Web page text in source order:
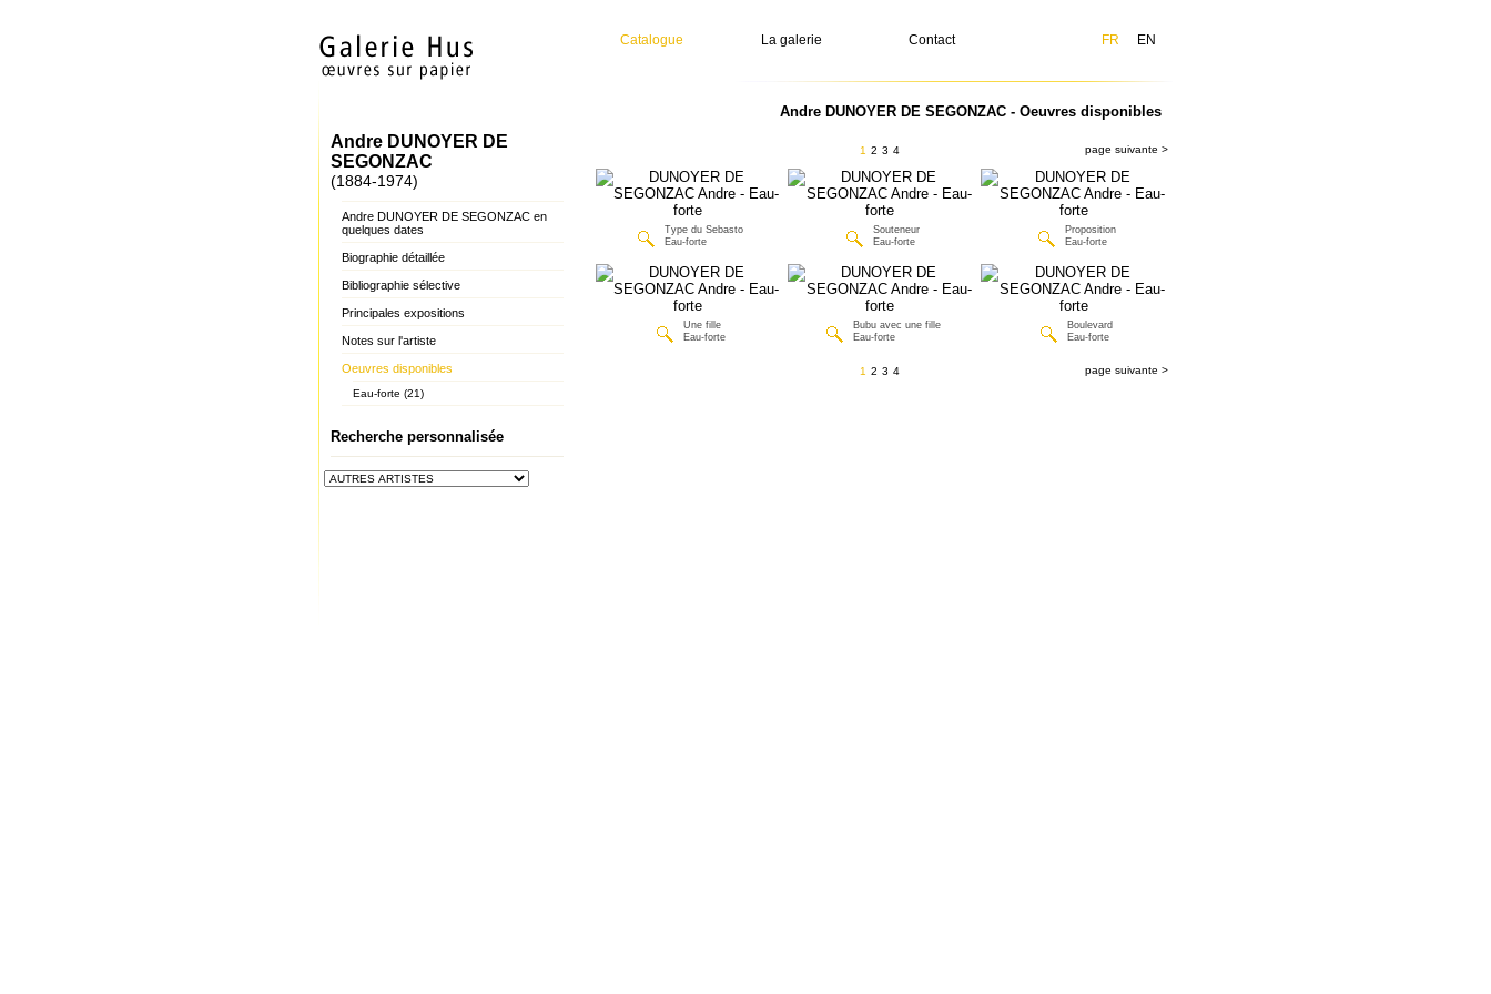
Catalogue La galerie Contact FR EN
Andre DUNOYER DE
SEGONZAC
(1884-1974)
Andre DUNOYER DE SEGONZAC en
quelques dates
Biographie détaillée
Bibliographie sélective
Principales expositions
Notes sur l'artiste
Oeuvres disponibles
Eau-forte (21)
Recherche personnalisée
Andre DUNOYER DE SEGONZAC - Oeuvres disponibles
1 2 3 4 page suivante >
Type du Sebasto
Eau-forte
Souteneur
Eau-forte
Proposition
Eau-forte
Une fille
Eau-forte
Bubu avec une fille
Eau-forte
Boulevard
Eau-forte
1 2 3 4 page suivante >